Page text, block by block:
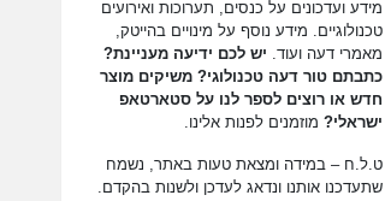
מידע ועדכונים על כנסים, תערוכות ואירועים
טכנולוגיים. מידע נוסף על מינויים בהייטק,
מאמרי דעה ועוד. יש לכם ידיעה מעניינת?
כתבתם טור דעה טכנולוגי? משיקים מוצר
חדש או רוצים לספר לנו על סטארטאפ
ישראלי? מוזמנים לפנות אלינו.
ט.ל.ח – במידה ומצאת טעות באתר, נשמח
שתעדכנו אותנו ונדאג לעדכן ולשנות בהקדם.